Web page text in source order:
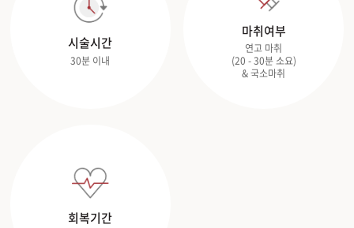
시술시간
30분 이내
마취여부
연고 마취
(20 - 30분 소요)
& 국소마취
회복기간